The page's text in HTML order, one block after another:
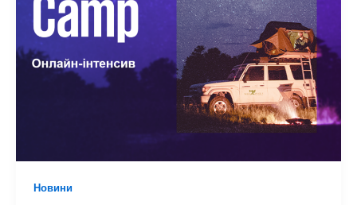
Новини